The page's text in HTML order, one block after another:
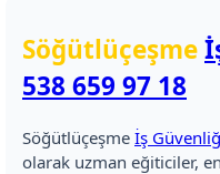
Söğütlüçeşme
538 659 97 18
Söğütlüçeşme İş
olarak uzman eğiticiler,